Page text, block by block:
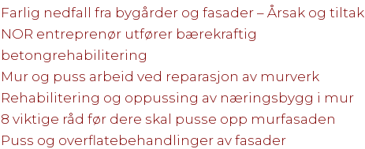
Farlig nedfall fra bygårder og fasader – Årsak og tiltak
NOR entreprenør utfører bærekraftig
betongrehabilitering
Mur og puss arbeid ved reparasjon av murverk
Rehabilitering og oppussing av næringsbygg i mur
8 viktige råd før dere skal pusse opp murfasaden
Puss og overflatebehandlinger av fasader